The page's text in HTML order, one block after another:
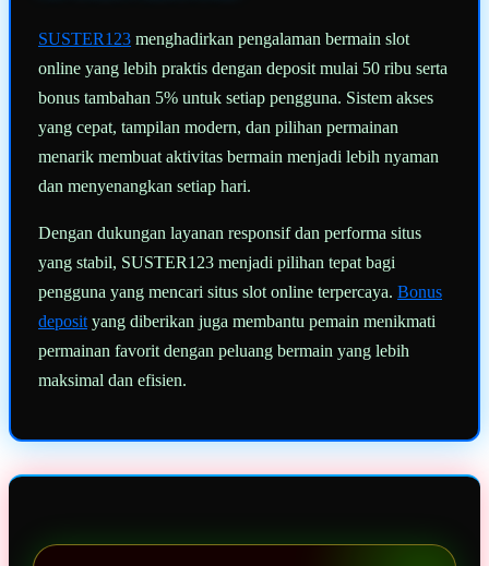
SUSTER123 menghadirkan pengalaman bermain slot
online yang lebih praktis dengan deposit mulai 50 ribu serta
bonus tambahan 5% untuk setiap pengguna. Sistem akses
yang cepat, tampilan modern, dan pilihan permainan
menarik membuat aktivitas bermain menjadi lebih nyaman
dan menyenangkan setiap hari.
Dengan dukungan layanan responsif dan performa situs
yang stabil, SUSTER123 menjadi pilihan tepat bagi
pengguna yang mencari situs slot online terpercaya. Bonus
deposit yang diberikan juga membantu pemain menikmati
permainan favorit dengan peluang bermain yang lebih
maksimal dan efisien.